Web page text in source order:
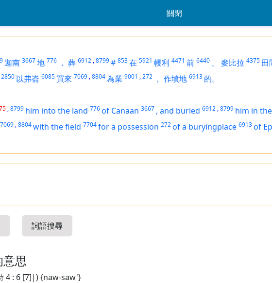
關閉
迦南 3667地 776 ， 葬 6912 ,8799# 853在 5921 幔利 4471 前 6440 、 麥比拉 4375 田
2850 以弗崙 6085 買來 7069 ,8804為業 9001 ,272 ， 作墳地 6913 的。
,8799 him into the land 776of Canaan 3667 , and buried 6912 ,8799 him in
7069 ,8804with the field 7704for a possession 272of a buryingplace 6913of
詞語搜尋
思
4 : 6 [7]|) {naw-saw'}